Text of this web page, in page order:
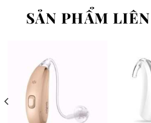
SẢN PHẨM